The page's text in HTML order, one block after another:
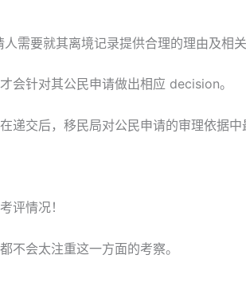
需要就其离境记录提供合理的理由及相关
会针对其公民申请做出相应 decision。
递交后，移民局对公民申请的审理依据中
评情况！
不会太注重这一方面的考察。